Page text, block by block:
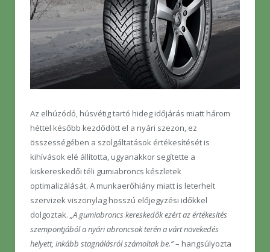
Az elhúzódó, húsvétig tartó hideg időjárás miatt három
héttel később kezdődött el a nyári szezon, ez
összességében a szolgáltatások értékesítését is
kihívások elé állította, ugyanakkor segítette a
kiskereskedői téli gumiabroncs készletek
optimalizálását. A munkaerőhiány miatt is leterhelt
szervizek viszonylag hosszú előjegyzési időkkel
dolgoztak. „A gumiabroncs kereskedők ezért az értékesítés
szempontjából a nyári abroncsok terén a várt növekedés
helyett, inkább stagnálásról számoltak be.”– hangsúlyozta